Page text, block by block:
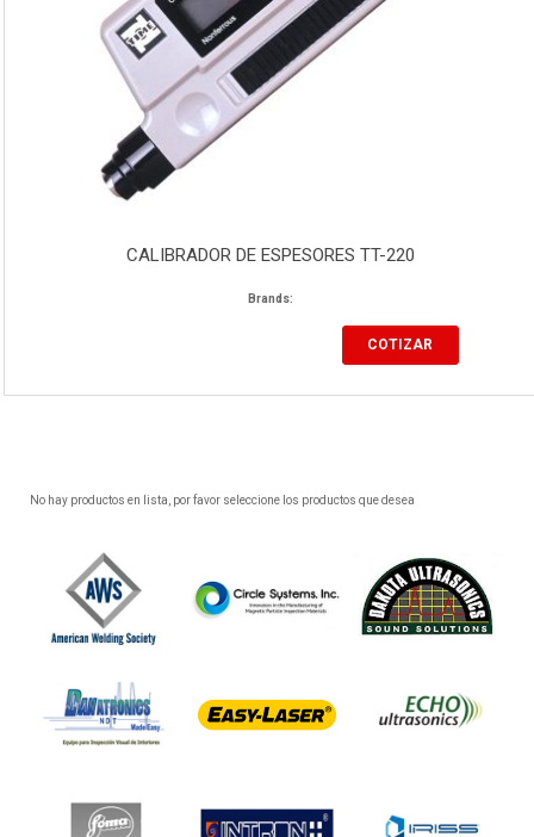
CALIBRADOR DE ESPESORES TT-220
Brands:
COTIZAR
No hay productos en lista, por favor seleccione los productos que desea